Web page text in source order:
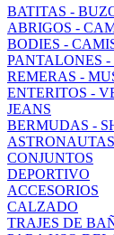
BATITAS -
ABRIGOS -
BODIES -
PANTALONES
REMERAS -
ENTERITOS -
JEANS
BERMUDAS -
CONJUNTOS
DEPORTIVO
ACCESORIOS
CALZADO
TRAJES DE